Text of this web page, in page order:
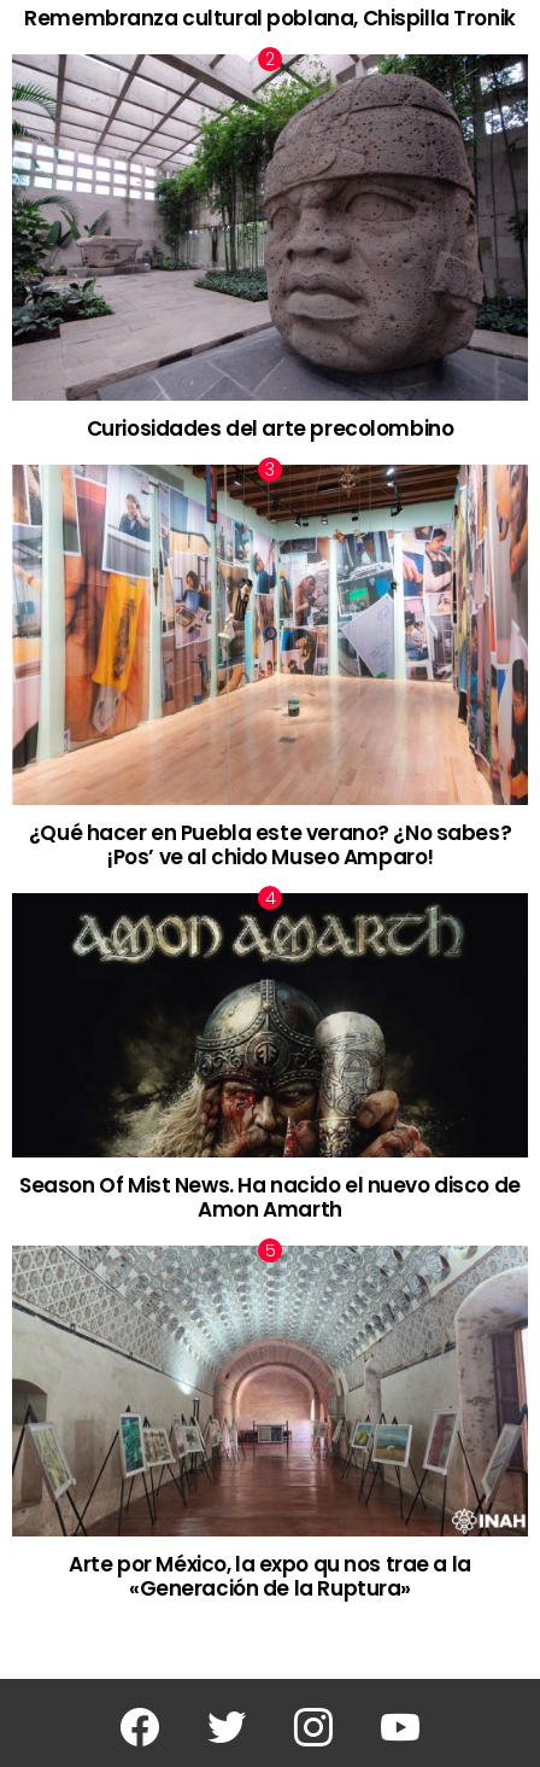
Remembranza cultural poblana, Chispilla Tronik
Curiosidades del arte precolombino
¿Qué hacer en Puebla este verano? ¿No sabes?
¡Pos’ ve al chido Museo Amparo!
Season Of Mist News. Ha nacido el nuevo disco de
Amon Amarth
Arte por México, la expo qu nos trae a la
«Generación de la Ruptura»
Facebook Twitter Instagram